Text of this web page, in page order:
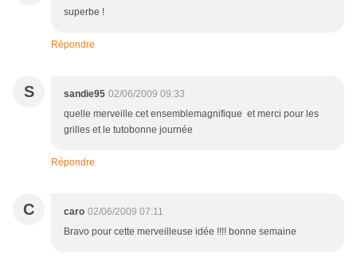
superbe !
Répondre
S sandie95 02/06/2009 09:33
quelle merveille cet ensemblemagnifique et merci pour les
grilles et le tutobonne journée
Répondre
C caro 02/06/2009 07:11
Bravo pour cette merveilleuse idée !!!! bonne semaine